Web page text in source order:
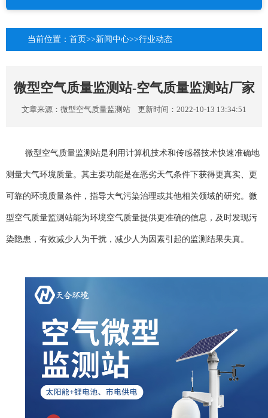
当前位置： 首页>>新闻中心>>行业动态
微型空气质量监测站-空气质量监测站厂家
文章来源： 微型空气质量监测站 更新时间：2022-10-13 13:34:51
微型空气质量监测站是利用计算机技术和传感器技术快速准确地
测量大气环境质量。其主要功能是在恶劣天气条件下获得更真实、更
可靠的环境质量条件，指导大气污染治理或其他相关领域的研究。 微
型空气质量监测站能为环境空气质量提供更准确的信息，及时发现污
染隐患，有效减少人为干扰，减少人为因素引起的监测结果失真。